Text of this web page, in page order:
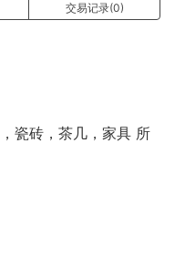
交易记录(0)
瓷砖，茶几，家具 所